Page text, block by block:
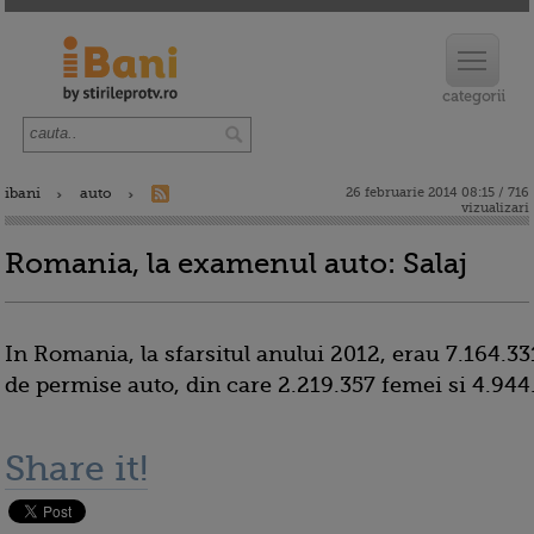
ibani auto
26 februarie 2014 08:15 / 716
vizualizari
Romania, la examenul auto: Salaj
In Romania, la sfarsitul anului 2012, erau
de permise auto, din care 2.219.357 femei si
Share it!